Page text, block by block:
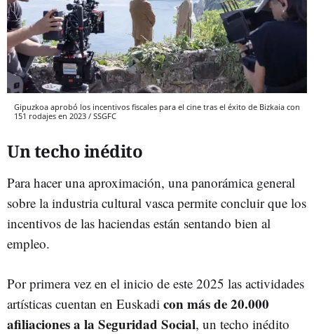
Gipuzkoa aprobó los incentivos fiscales para el cine tras el éxito de Bizkaia con
151 rodajes en 2023 / SSGFC
Un techo inédito
Para hacer una aproximación, una panorámica general
sobre la industria cultural vasca permite concluir que los
incentivos de las haciendas están sentando bien al
empleo.
Por primera vez en el inicio de este 2025 las actividades
artísticas cuentan en Euskadi con más de 20.000
afiliaciones a la Seguridad Social, un techo inédito